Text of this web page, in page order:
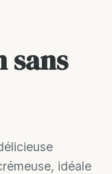
sans
idéale